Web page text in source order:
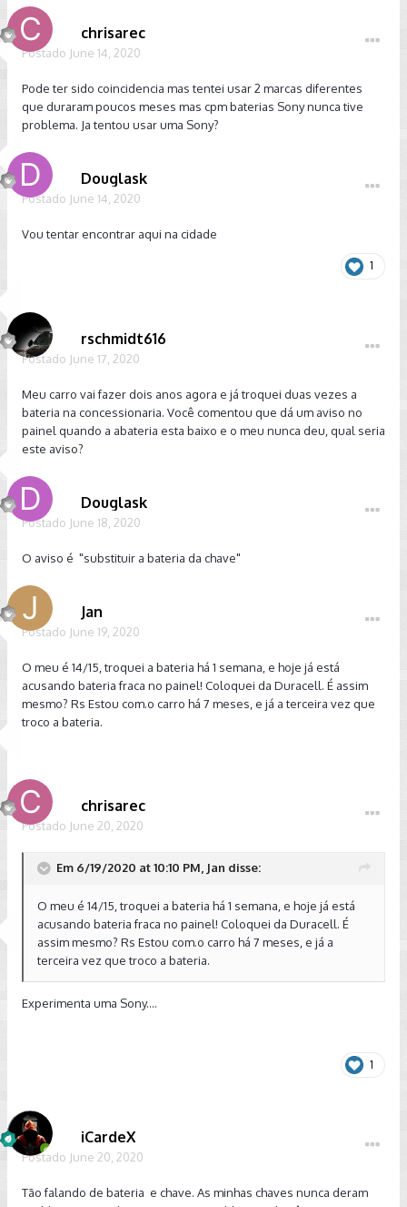
chrisarec
Postado June 14, 2020
Pode ter sido coincidencia mas tentei usar 2 marcas diferentes
que duraram poucos meses mas cpm baterias Sony nunca tive
problema. Ja tentou usar uma Sony?
Douglask
Postado June 14, 2020
Vou tentar encontrar aqui na cidade
1
rschmidt616
Postado June 17, 2020
Meu carro vai fazer dois anos agora e já troquei duas vezes a
bateria na concessionaria. Você comentou que dá um aviso no
painel quando a abateria esta baixo e o meu nunca deu, qual seria
este aviso?
Douglask
Postado June 18, 2020
O aviso é "substituir a bateria da chave"
Jan
Postado June 19, 2020
O meu é 14/15, troquei a bateria há 1 semana, e hoje já está
acusando bateria fraca no painel! Coloquei da Duracell. É assim
mesmo? Rs Estou com.o carro há 7 meses, e já a terceira vez que
troco a bateria.
chrisarec
Postado June 20, 2020
Em 6/19/2020 at 10:10 PM, Jan disse:
O meu é 14/15, troquei a bateria há 1 semana, e hoje já está
acusando bateria fraca no painel! Coloquei da Duracell. É
assim mesmo? Rs Estou com.o carro há 7 meses, e já a
terceira vez que troco a bateria.
Experimenta uma Sony....
1
iCardeX
Postado June 20, 2020
Tão falando de bateria e chave. As minhas chaves nunca deram